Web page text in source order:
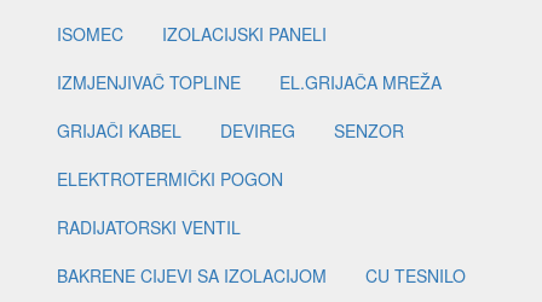
ISOMEC
IZOLACIJSKI PANELI
IZMJENJIVAČ TOPLINE
EL.GRIJAČA MREŽA
GRIJAČI KABEL
DEVIREG
SENZOR
ELEKTROTERMIČKI POGON
RADIJATORSKI VENTIL
BAKRENE CIJEVI SA IZOLACIJOM
CU TESNILO